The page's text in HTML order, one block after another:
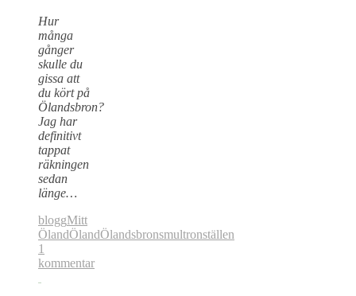
Hur
många
gånger
skulle du
gissa att
du kört på
Ölandsbron?
Jag har
definitivt
tappat
räkningen
sedan
länge…
bloggMitt
ÖlandÖlandÖlandsbronsmultronställen
1
kommentar